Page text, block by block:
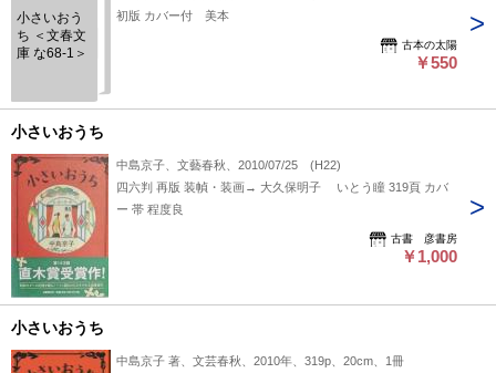
小さいおう
ち ＜文春文
庫 な68-1＞
初版 カバー付 美本
古本の太陽
￥550
小さいおうち
中島京子、文藝春秋、2010/07/25 (H22)
四六判 再版 装幀・装画→ 大久保明子 いとう瞳 319頁 カバ
ー 帯 程度良
古書 彦書房
￥1,000
小さいおうち
中島京子 著、文芸春秋、2010年、319p、20cm、1冊